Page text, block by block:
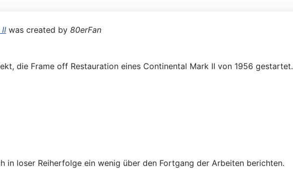
was created by 80erFan
die Frame off Restauration eines Continental Mark II von 1956 gestartet.
in loser Reiherfolge ein wenig über den Fortgang der Arbeiten berichten.